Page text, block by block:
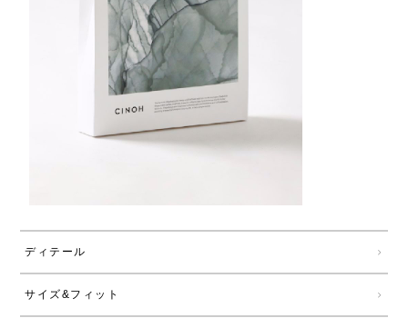
ディテール
サイズ&フィット